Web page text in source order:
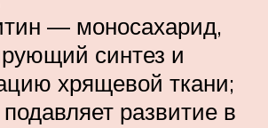
— моносахарид,
синтез и
хрящевой ткани;
развитие в